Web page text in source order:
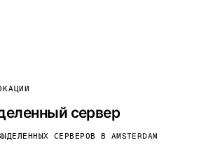
сервер
СЕРВЕРОВ В AMSTERDAM